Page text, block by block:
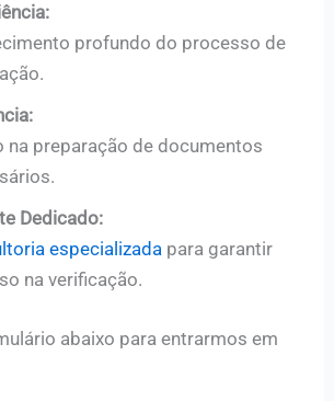
profundo do processo de
na preparação de documentos
Dedicado:
especializada para garantir
na verificação.
abaixo para entrarmos em